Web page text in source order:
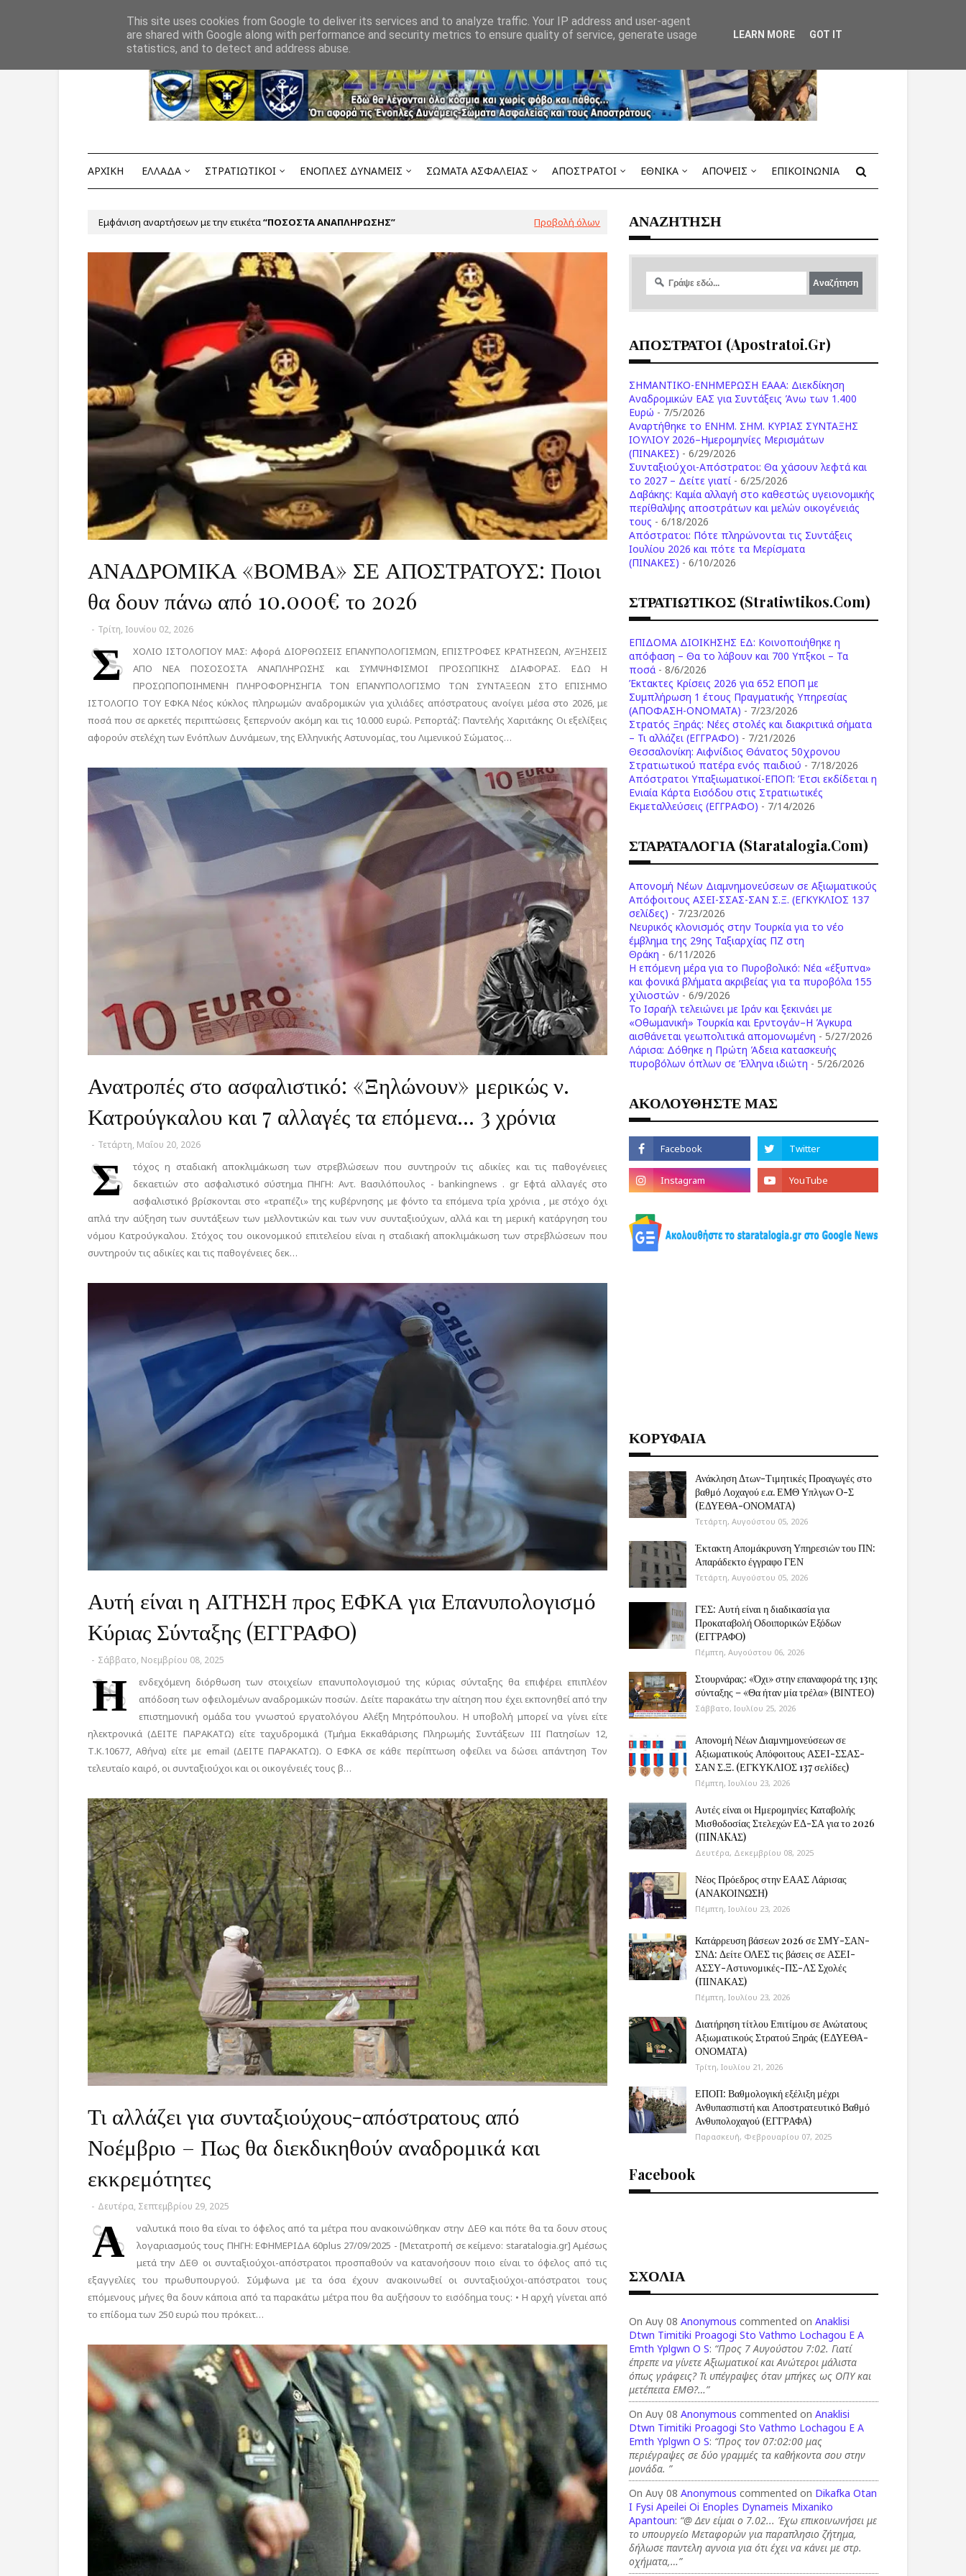
ΑΡΧΙΚΗ ΕΛΛΑΔΑ ΣΤΡΑΤΙΩΤΙΚΟΙ ΕΝΟΠΛΕΣ ΔΥΝΑΜΕΙΣ ΣΩΜΑΤΑ ΑΣΦΑΛΕΙΑΣ ΑΠΟΣΤΡΑΤΟΙ ΕΘΝΙΚΑ ΑΠΟΨΕΙΣ ΕΠΙΚΟΙΝΩΝΙΑ
Εμφάνιση αναρτήσεων με την ετικέτα ΠΟΣΟΣΤΑ ΑΝΑΠΛΗΡΩΣΗΣ Προβολή όλων
ΑΝΑΔΡΟΜΙΚΑ «ΒΟΜΒΑ» ΣΕ ΑΠΟΣΤΡΑΤΟΥΣ: Ποιοι
θα δουν πάνω από 10.000€ το 2026
- Τρίτη, Ιουνίου 02, 2026
Σ
ΧΟΛΙΟ ΙΣΤΟΛΟΓΙΟΥ ΜΑΣ: Αφορά ΔΙΟΡΘΩΣΕΙΣ ΕΠΑΝΥΠΟΛΟΓΙΣΜΩΝ, ΕΠΙΣΤΡΟΦΕΣ ΚΡΑΤΗΣΕΩΝ, ΑΥΞΗΣΕΙΣ
ΑΠΟ ΝΕΑ ΠΟΣΟΣΟΣΤΑ ΑΝΑΠΛΗΡΩΣΗΣ και ΣΥΜΨΗΦΙΣΜΟΙ ΠΡΟΣΩΠΙΚΗΣ ΔΙΑΦΟΡΑΣ. ΕΔΩ Η
ΠΡΟΣΩΠΟΠΟΙΗΜΕΝΗ ΠΛΗΡΟΦΟΡΗΣΗΓΙΑ ΤΟΝ ΕΠΑΝΥΠΟΛΟΓΙΣΜΟ ΤΩΝ ΣΥΝΤΑΞΕΩΝ ΣΤΟ ΕΠΙΣΗΜΟ
ΙΣΤΟΛΟΓΙΟ ΤΟΥ ΕΦΚΑ Νέος κύκλος πληρωμών αναδρομικών για χιλιάδες απόστρατους ανοίγει μέσα στο 2026, με
ποσά που σε αρκετές περιπτώσεις ξεπερνούν ακόμη και τις 10.000 ευρώ. Ρεπορτάζ: Παντελής Χαριτάκης Οι εξελίξεις
αφορούν στελέχη των Ενόπλων Δυνάμεων, της Ελληνικής Αστυνομίας, του Λιμενικού Σώματος…
Ανατροπές στο ασφαλιστικό: «Ξηλώνουν» μερικώς ν.
Κατρούγκαλου και 7 αλλαγές τα επόμενα... 3 χρόνια
- Τετάρτη, Μαΐου 20, 2026
Σ
τόχος η σταδιακή αποκλιμάκωση των στρεβλώσεων που συντηρούν τις αδικίες και τις παθογένειες
δεκαετιών στο ασφαλιστικό σύστημα ΠΗΓΗ: Αντ. Βασιλόπουλος - bankingnews . gr Εφτά αλλαγές στο
ασφαλιστικό βρίσκονται στο «τραπέζι» της κυβέρνησης με φόντο τα επόμενα τρία χρόνια , με στόχο όχι
απλά την αύξηση των συντάξεων των μελλοντικών και των νυν συνταξιούχων, αλλά και τη μερική κατάργηση του
νόμου Κατρούγκαλου. Στόχος του οικονομικού επιτελείου είναι η σταδιακή αποκλιμάκωση των στρεβλώσεων που
συντηρούν τις αδικίες και τις παθογένειες δεκ…
Αυτή είναι η ΑΙΤΗΣΗ προς ΕΦΚΑ για Επανυπολογισμό
Κύριας Σύνταξης (ΕΓΓΡΑΦΟ)
- Σάββατο, Νοεμβρίου 08, 2025
Η
ενδεχόμενη διόρθωση των στοιχείων επανυπολογισμού της κύριας σύνταξης θα επιφέρει επιπλέον
απόδοση των οφειλομένων αναδρομικών ποσών. Δείτε παρακάτω την αίτηση που έχει εκπονηθεί από την
επιστημονική ομάδα του γνωστού εργατολόγου Αλέξη Μητρόπουλου. Η υποβολή μπορεί να γίνει είτε
ηλεκτρονικά (ΔΕΙΤΕ ΠΑΡΑΚΑΤΩ) είτε ταχυδρομικά (Τμήμα Εκκαθάρισης Πληρωμής Συντάξεων III Πατησίων 12,
Τ.Κ.10677, Αθήνα) είτε με email (ΔΕΙΤΕ ΠΑΡΑΚΑΤΩ). Ο ΕΦΚΑ σε κάθε περίπτωση οφείλει να δώσει απάντηση Τον
τελευταίο καιρό, οι συνταξιούχοι και οι οικογένειές τους β…
Τι αλλάζει για συνταξιούχους-απόστρατους από
Νοέμβριο – Πως θα διεκδικηθούν αναδρομικά και
εκκρεμότητες
- Δευτέρα, Σεπτεμβρίου 29, 2025
Α
ναλυτικά ποιο θα είναι το όφελος από τα μέτρα που ανακοινώθηκαν στην ΔΕΘ και πότε θα τα δουν στους
λογαριασμούς τους ΠΗΓΗ: ΕΦΗΜΕΡΙΔΑ 60plus 27/09/2025 - [Μετατροπή σε κείμενο: staratalogia.gr] Αμέσως
μετά την ΔΕΘ οι συνταξιούχοι-απόστρατοι προσπαθούν να κατανοήσουν ποιο είναι το όφελος από τις
εξαγγελίες του πρωθυπουργού. Σύμφωνα με τα όσα έχουν ανακοινωθεί οι συνταξιούχοι-απόστρατοι τους
επόμενους μήνες θα δουν κάποια από τα παρακάτω μέτρα που θα αυξήσουν το εισόδημα τους: • Η αρχή γίνεται από
το επίδομα των 250 ευρώ που πρόκειτ…
ΑΝΑΖΗΤΗΣΗ
ΑΠΟΣΤΡΑΤΟΙ (apostratoi.gr)
ΣΗΜΑΝΤΙΚΟ-ΕΝΗΜΕΡΩΣΗ ΕΑΑΑ: Διεκδίκηση
Αναδρομικών ΕΑΣ για Συντάξεις Άνω των 1.400
Ευρώ - 7/5/2026
Aναρτήθηκε το ENHM. ΣΗΜ. ΚΥΡΙΑΣ ΣΥΝΤΑΞΗΣ
ΙΟΥΛΙΟΥ 2026–Ημερομηνίες Μερισμάτων
(ΠΙΝΑΚΕΣ) - 6/29/2026
Συνταξιούχοι-Απόστρατοι: Θα χάσουν λεφτά και
το 2027 – Δείτε γιατί - 6/25/2026
Δαβάκης: Καμία αλλαγή στο καθεστώς υγειονομικής
περίθαλψης αποστράτων και μελών οικογένειάς
τους - 6/18/2026
Aπόστρατοι: Πότε πληρώνονται τις Συντάξεις
Ιουλίου 2026 και πότε τα Μερίσματα
(ΠΙΝΑΚΕΣ) - 6/10/2026
ΣΤΡΑΤΙΩΤΙΚΟΣ (stratiwtikos.com)
ΕΠΙΔΟΜΑ ΔΙΟΙΚΗΣΗΣ ΕΔ: Κοινοποιήθηκε η
απόφαση – Θα το λάβουν και 700 Υπξκοι – Τα
ποσά - 8/6/2026
Έκτακτες Κρίσεις 2026 για 652 ΕΠΟΠ με
Συμπλήρωση 1 έτους Πραγματικής Υπηρεσίας
(ΑΠΟΦΑΣΗ-ONOMATA) - 7/23/2026
Στρατός Ξηράς: Νέες στολές και διακριτικά σήματα
– Τι αλλάζει (ΕΓΓΡΑΦΟ) - 7/21/2026
Θεσσαλονίκη: Αιφνίδιος Θάνατος 50χρονου
Στρατιωτικού πατέρα ενός παιδιού - 7/18/2026
Απόστρατοι Υπαξιωματικοί-ΕΠΟΠ: Έτσι εκδίδεται η
Ενιαία Κάρτα Εισόδου στις Στρατιωτικές
Εκμεταλλεύσεις (ΕΓΓΡΑΦΟ) - 7/14/2026
ΣΤΑΡΑΤΑΛΟΓΙΑ (staratalogia.com)
Απονομή Νέων Διαμνημονεύσεων σε Αξιωματικούς
Απόφοιτους ΑΣΕΙ-ΣΣΑΣ-ΣΑΝ Σ.Ξ. (ΕΓΚΥΚΛΙΟΣ 137
σελίδες) - 7/23/2026
Νευρικός κλονισμός στην Τουρκία για το νέο
έμβλημα της 29ης Ταξιαρχίας ΠΖ στη
Θράκη - 6/11/2026
Η επόμενη μέρα για το Πυροβολικό: Νέα «έξυπνα»
και φονικά βλήματα ακριβείας για τα πυροβόλα 155
χιλιοστών - 6/9/2026
Το Ισραήλ τελειώνει με Ιράν και ξεκινάει με
«Οθωμανική» Τουρκία και Ερντογάν–Η Άγκυρα
αισθάνεται γεωπολιτικά απομονωμένη - 5/27/2026
Λάρισα: Δόθηκε η Πρώτη Άδεια κατασκευής
πυροβόλων όπλων σε Έλληνα ιδιώτη - 5/26/2026
ΑΚΟΛΟΥΘΗΣΤΕ ΜΑΣ
ΚΟΡΥΦΑΙΑ
Ανάκληση Δτων-Τιμητικές Προαγωγές στο
βαθμό Λοχαγού ε.α. ΕΜΘ Υπλγων Ο-Σ
(ΕΔΥΕΘΑ-ΟΝΟΜΑΤΑ)
Τετάρτη, Αυγούστου 05, 2026
Έκτακτη Απομάκρυνση Υπηρεσιών του ΠΝ:
Απαράδεκτο έγγραφο ΓΕΝ
Τετάρτη, Αυγούστου 05, 2026
ΓΕΣ: Αυτή είναι η διαδικασία για
Προκαταβολή Οδοιπορικών Εξόδων
(ΕΓΓΡΑΦΟ)
Πέμπτη, Αυγούστου 06, 2026
Στουρνάρας: «Όχι» στην επαναφορά της 13ης
σύνταξης – «Θα ήταν μία τρέλα» (ΒΙΝΤΕΟ)
Σάββατο, Ιουλίου 25, 2026
Απονομή Νέων Διαμνημονεύσεων σε
Αξιωματικούς Απόφοιτους ΑΣΕΙ-ΣΣΑΣ-
ΣΑΝ Σ.Ξ. (ΕΓΚΥΚΛΙΟΣ 137 σελίδες)
Πέμπτη, Ιουλίου 23, 2026
Αυτές είναι οι Ημερομηνίες Καταβολής
Μισθοδοσίας Στελεχών ΕΔ-ΣΑ για το 2026
(ΠINAKAΣ)
Δευτέρα, Δεκεμβρίου 08, 2025
Νέος Πρόεδρος στην ΕΑΑΣ Λάρισας
(ΑΝΑΚΟΙΝΩΣΗ)
Πέμπτη, Ιουλίου 23, 2026
Κατάρρευση βάσεων 2026 σε ΣΜΥ-ΣΑΝ-
ΣΝΔ: Δείτε ΟΛΕΣ τις βάσεις σε ΑΣΕΙ-
ΑΣΣΥ-Αστυνομικές-ΠΣ-ΛΣ Σχολές
(ΠΙΝΑΚΑΣ)
Πέμπτη, Ιουλίου 23, 2026
Διατήρηση τίτλου Επιτίμου σε Ανώτατους
Αξιωματικούς Στρατού Ξηράς (ΕΔΥΕΘΑ-
ΟΝΟΜΑΤΑ)
Τρίτη, Ιουλίου 21, 2026
ΕΠΟΠ: Βαθμολογική εξέλιξη μέχρι
Ανθυπασπιστή και Αποστρατευτικό Βαθμό
Ανθυπολοχαγού (ΕΓΓΡΑΦΑ)
Παρασκευή, Φεβρουαρίου 07, 2025
Facebook
ΣΧΟΛΙΑ
On Αυγ 08Anonymous commented onAnaklisi
Dtwn Timitiki Proagogi Sto Vathmo Lochagou E A
Emth Yplgwn O S: “Προς 7 Αυγούστου 7:02. Γιατί
έπρεπε να γίνετε Αξιωματικοί και Ανώτεροι μάλιστα
όπως γράφεις? Τι υπέγραψες όταν μπήκες ως ΟΠΥ και
μετέπειτα ΕΜΘ?…”
On Αυγ 08Anonymous commented onAnaklisi
Dtwn Timitiki Proagogi Sto Vathmo Lochagou E A
Emth Yplgwn O S: “Προς τον 07:02:00 μας
περιέγραψες σε δύο γραμμές τα καθήκοντα σου στην
μονάδα. ”
On Αυγ 08Anonymous commented on Dikafka Otan
I Fysi Apeilei Oi Enoples Dynameis Mixaniko
Apantoun: “@ Δεν είμαι ο 7.02... Έχω επικοινωνήσει με
το υπουργείο Μεταφορών για παραπλησιο ζήτημα,
δήλωσε παντελη αγνοια για ότι έχει να κάνει με στρ.
οχήματα,…”
This site uses cookies from Google to deliver its services and to analyze traffic. Your IP address and user-agent
are shared with Google along with performance and security metrics to ensure quality of service, generate usage
statistics, and to detect and address abuse.
LEARN MORE GOT IT